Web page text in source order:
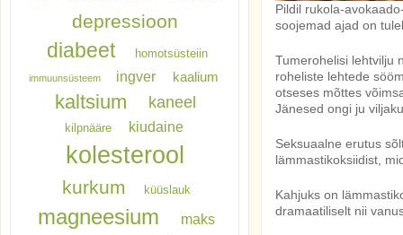
Pildil rukola-
soojemad ajad on
Tumerohelisi lehtvilju
roheliste lehtede
otseses mõttes
Jänesed ongi ju
Seksuaalne erutus
lämmastikoksiidist,
Kahjuks on
dramaatiliselt nii
depressioon
diabeet homotsüsteiin
immuunsüsteem ingver kaalium
kaltsium kaneel
kilpnääre kiudaine
kolesterool
kurkum küüslauk
magneesium maks